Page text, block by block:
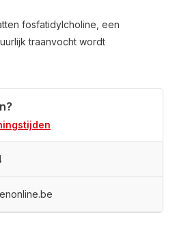
fosfatidylcholine, een
traanvocht wordt